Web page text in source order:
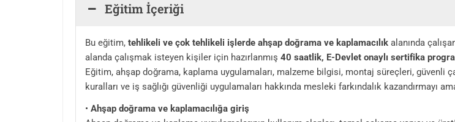
Eğitim İçeriği
Bu eğitim, tehlikeli ve çok tehlikeli işlerde ahşap doğrama ve kaplamacılık alanında
alanda çalışmak isteyen kişiler için hazırlanmış 40 saatlik, E-Devlet onaylı sertifika
Eğitim, ahşap doğrama, kaplama uygulamaları, malzeme bilgisi, montaj süreçleri, güvenli
kuralları ve iş sağlığı güvenliği uygulamaları hakkında mesleki farkındalık kazandırmayı
• Ahşap doğrama ve kaplamacılığa giriş